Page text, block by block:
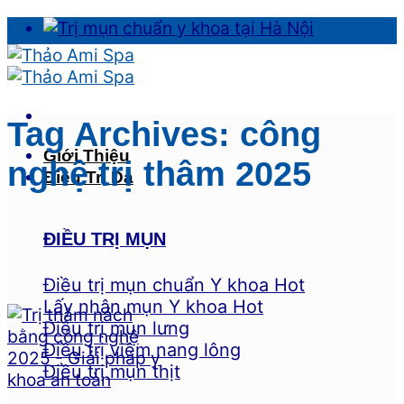
Skip
to
content
Giới Thiệu
Điều Trị Da
ĐIỀU TRỊ MỤN
Điều trị mụn chuẩn Y khoa
Lấy nhân mụn Y khoa
Điều trị mụn lưng
Điều trị viêm nang lông
Điều trị mụn thịt
Tag Archives: công
nghệ trị thâm 2025